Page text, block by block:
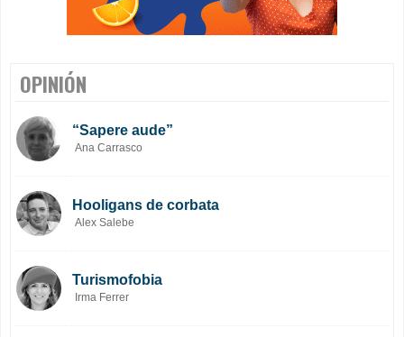
OPINIÓN
“Sapere aude”
Ana Carrasco
Hooligans de corbata
Alex Salebe
Turismofobia
Irma Ferrer